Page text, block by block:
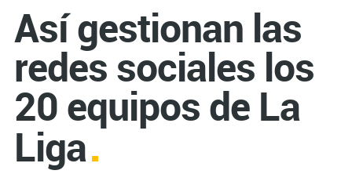
Así gestionan las
redes sociales los
20 equipos de La
Liga